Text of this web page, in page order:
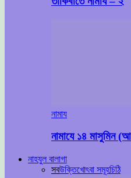
নামায
নামাযে ১৪ মাসুমিন
নাহযুল বালাগা
সবউক্তিখোৎবা সমূহচিঠি